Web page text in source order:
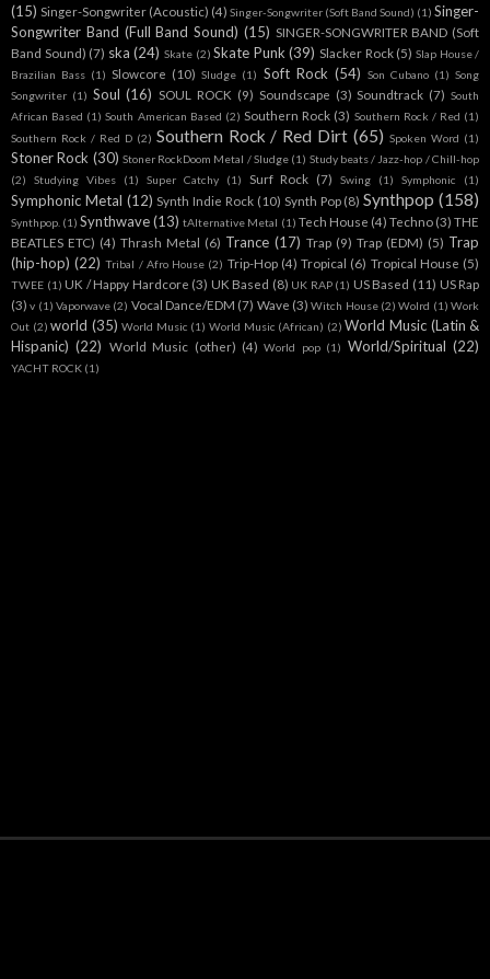
(15) Singer-Songwriter (Acoustic) (4) Singer-Songwriter (Soft Band Sound) (1) Singer-
Songwriter Band (Full Band Sound) (15) SINGER-SONGWRITER BAND (Soft
Band Sound) (7) ska (24) Skate (2) Skate Punk (39) Slacker Rock (5) Slap House /
Brazilian Bass (1) Slowcore (10) Sludge (1) Soft Rock (54) Son Cubano (1) Song
Songwriter (1) Soul (16) SOUL ROCK (9) Soundscape (3) Soundtrack (7) South
African Based (1) South American Based (2) Southern Rock (3) Southern Rock / Red (1)
Southern Rock / Red D (2) Southern Rock / Red Dirt (65) Spoken Word (1)
Stoner Rock (30) Stoner RockDoom Metal / Sludge (1) Study beats / Jazz-hop / Chill-hop
(2)
Studying Vibes (1) Super Catchy (1) Surf Rock (7) Swing (1) Symphonic (1)
Symphonic Metal (12) Synth Indie Rock (10) Synth Pop (8) Synthpop (158)
Synthpop. (1) Synthwave (13) tAlternative Metal (1) Tech House (4) Techno (3) THE
BEATLES ETC) (4) Thrash Metal (6) Trance (17) Trap (9) Trap (EDM) (5) Trap
(hip-hop) (22) Tribal / Afro House (2) Trip-Hop (4) Tropical (6) Tropical House (5)
TWEE (1) UK / Happy Hardcore (3) UK Based (8) UK RAP (1) US Based (11) US Rap
(3) v (1) Vaporwave (2) Vocal Dance/EDM (7) Wave (3) Witch House (2) Wolrd (1) Work
Out (2) world (35) World Music (1) World Music (African) (2) World Music (Latin &
Hispanic) (22) World Music (other) (4) World pop (1) World/Spiritual (22)
YACHT ROCK (1)